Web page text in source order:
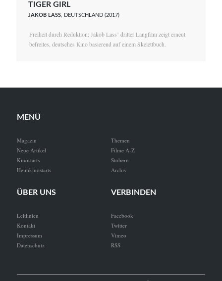
TIGER GIRL
JAKOB LASS, DEUTSCHLAND (2017)
Freiheit durch Reduktion: Jakob Lass’ dritter Langfilm zeigt erneut
befreites, deutsches Kino basierend auf einem Skelettbuch.
MENÜ
Magazin
Neue Artikel
Kinostarts
Heimkinostarts
Themen
Filme A-Z
Stöbern
Archiv
ÜBER UNS
Leitlinien
Kontakt
Impressum
Datenschutz
VERBINDEN
Facebook
Twitter
Vimeo
RSS